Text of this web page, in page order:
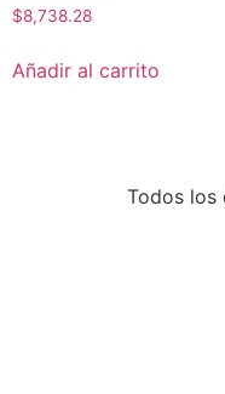
$8,738.28
Añadir al carrito
Todos los